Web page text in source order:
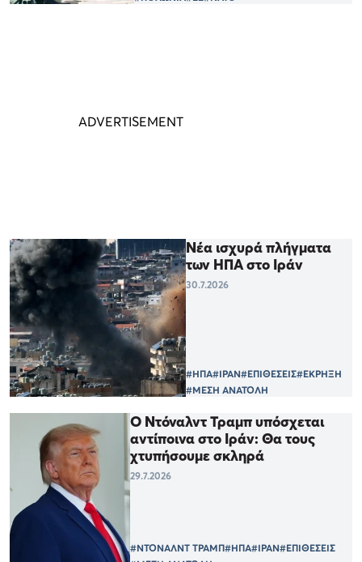
Νέα ισχυρά πλήγματα
των ΗΠΑ στο Ιράν
30.7.2026
#ΗΠΑ#ΙΡΑΝ#ΕΠΙΘΕΣΕΙΣ#ΕΚΡΗΞΗ
#ΜΕΣΗ ΑΝΑΤΟΛΗ
Ο Ντόναλντ Τραμπ υπόσχεται
αντίποινα στο Ιράν: Θα τους
χτυπήσουμε σκληρά
29.7.2026
#ΝΤΟΝΑΛΝΤ ΤΡΑΜΠ#ΗΠΑ#ΙΡΑΝ#ΕΠΙΘΕΣΕΙΣ